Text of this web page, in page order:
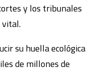
y los tribunales
vital.
su huella ecológica
de millones de